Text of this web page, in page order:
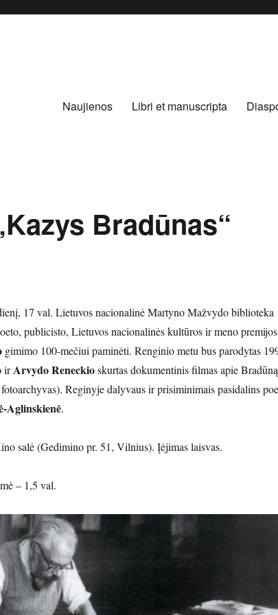
Naujienos Libri et manuscripta
Bradūnas“
17 val. Lietuvos nacionalinė Martyno Mažvydo biblioteka
publicisto, Lietuvos nacionalinės kultūros ir meno premijos
gimimo 100-mečiui paminėti. Renginio metu bus parodytas
irArvydo Reneckioskurtas dokumentinis filmas apie Bradūną
Reginyje dalyvaus ir prisiminimais pasidalins
Aglinskienė.
salė (Gedimino pr. 51, Vilnius). Įėjimas laisvas.
– 1,5 val.